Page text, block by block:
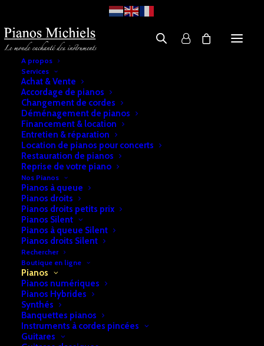
A propos
Services
Achat & Vente
Accordage de pianos
Changement de cordes
Déménagement de pianos
Financement & location
Entretien & réparation
Location de pianos pour concerts
Restauration de pianos
Reprise de votre piano
Nos Pianos
Pianos à queue
Pianos droits
Pianos droits petits prix
Pianos Silent
Pianos à queue Silent
Pianos droits Silent
Rechercher
Boutique en ligne
Pianos
Pianos numériques
Pianos Hybrides
Synthés
Banquettes pianos
Instruments à cordes pincées
Guitares
Accueil Pianos
Piano droit Yamaha YU5 Silent
Piano droit Yamaha YU5 Silent
€10.290,00